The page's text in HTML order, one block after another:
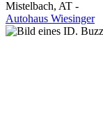
Mistelbach, AT -
Autohaus Wiesinger